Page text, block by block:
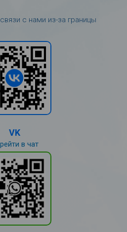
с нами из-за границы
VK
в чат